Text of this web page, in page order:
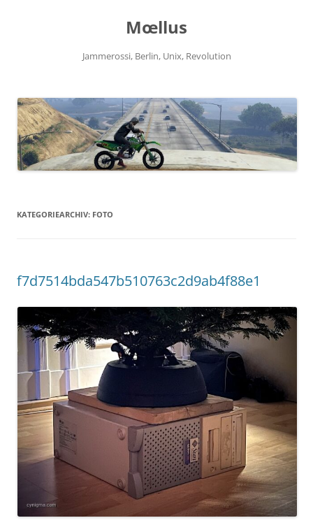
Mœllus
Jammerossi, Berlin, Unix, Revolution
KATEGORIEARCHIV: FOTO
f7d7514bda547b510763c2d9ab4f88e1